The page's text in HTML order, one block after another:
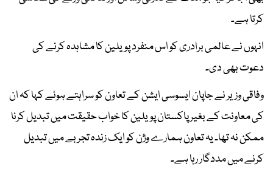
کرتا ہے۔
انہوں نے عالمی برادری کو اس منفرد پویلین کا مشاہدہ کرنے کی
دعوت بھی دی۔
وفاقی وزیر نے جاپان ایسوسی ایشن کے تعاون کو سراہتے ہوئے کہا کہ ان
کی معاونت کے بغیر پاکستان پویلین کا خواب حقیقت میں تبدیل کرنا
ممکن نہ تھا۔ یہ تعاون ہمارے وژن کو ایک زندہ تجربے میں تبدیل
کرنے میں مددگار رہا ہے۔